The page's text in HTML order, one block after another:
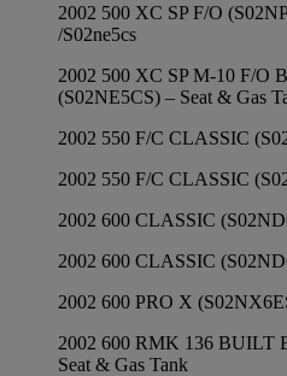
2002 500 XC SP F/O
/S02ne5cs
2002 500 XC SP M-10 F/O
(S02NE5CS) – Seat & Gas
2002 550 F/C CLASSIC
2002 550 F/C CLASSIC
2002 600 CLASSIC
2002 600 CLASSIC
2002 600 PRO X
2002 600 RMK 136 BUILT
Seat & Gas Tank